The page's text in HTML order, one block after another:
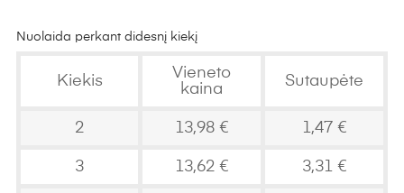
Nuolaida perkant didesnį kiekį
Kiekis
Vieneto
kaina
Sutaupėte
2 13,98 € 1,47 €
3 13,62 € 3,31 €